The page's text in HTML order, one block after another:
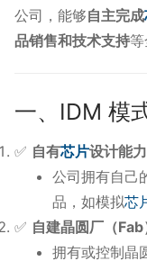
公司，能够自主完成
品销售和技术支持等
一、IDM 模
✅ 自有芯片设计能力
公司拥有自己
品，如模拟芯
✅ 自建晶圆厂（Fab
拥有或控制晶